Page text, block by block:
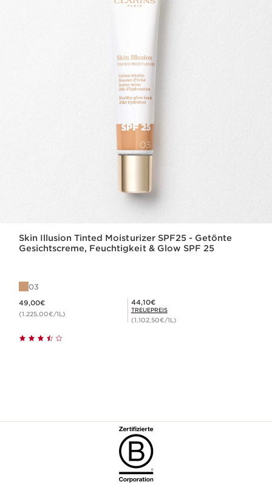
Skin Illusion Tinted Moisturizer SPF25 - Getönte
Gesichtscreme, Feuchtigkeit & Glow SPF 25
03
49,00€
(1.225,00€/1L)
Mitgliederpreis 44,10€
44,10€
TREUEPREIS
(1.102,50€/1L)